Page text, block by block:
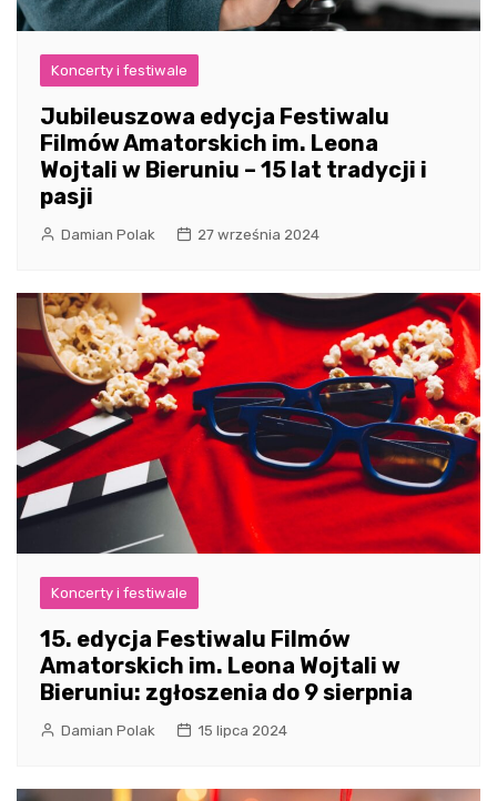
Koncerty i festiwale
Jubileuszowa edycja Festiwalu
Filmów Amatorskich im. Leona
Wojtali w Bieruniu – 15 lat tradycji i
pasji
Damian Polak 27 września 2024
Koncerty i festiwale
15. edycja Festiwalu Filmów
Amatorskich im. Leona Wojtali w
Bieruniu: zgłoszenia do 9 sierpnia
Damian Polak 15 lipca 2024